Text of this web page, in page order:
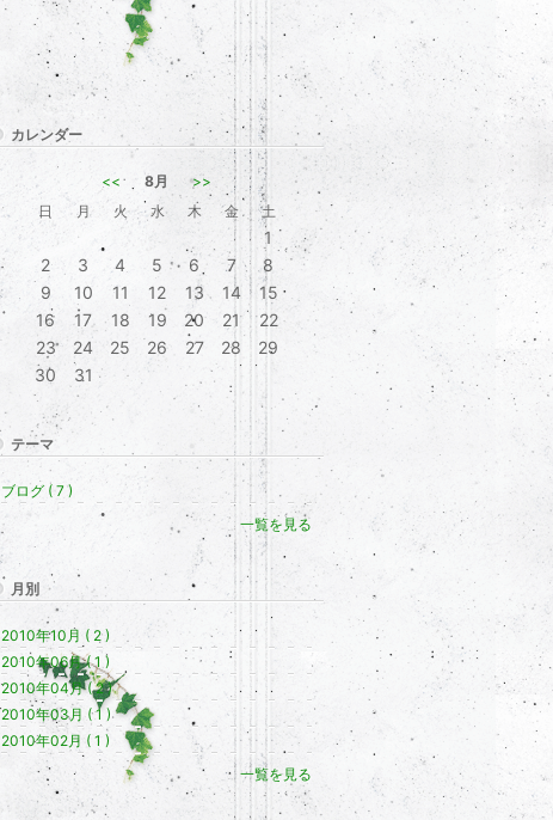
カレンダー
<< 8月
>>
日
月 火 水 木 金 土
1
2
3 4 5 6 7
8
9
10 11 12 13 14
15
16
17 18 19 20 21
22
23
24 25 26 27 28
29
30
31
テーマ
ブログ ( 7 )
一覧を見る
月別
2010年10月 ( 2 )
2010年06月 ( 1 )
2010年04月 ( 2 )
2010年03月 ( 1 )
2010年02月 ( 1 )
一覧を見る